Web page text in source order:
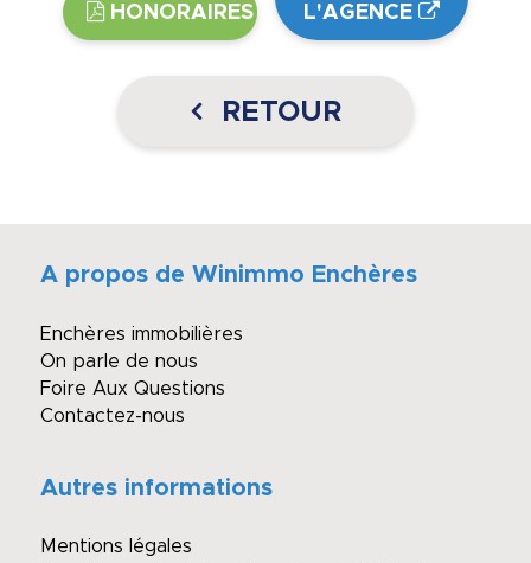
HONORAIRES
L'AGENCE
RETOUR
A propos de Winimmo Enchères
Enchères immobilières
On parle de nous
Foire Aux Questions
Contactez-nous
Autres informations
Mentions légales